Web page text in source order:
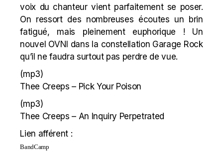
voix du chanteur vient parfaitement se poser.
On ressort des nombreuses écoutes un brin
fatigué, mais pleinement euphorique ! Un
nouvel OVNI dans la constellation Garage Rock
qu’il ne faudra surtout pas perdre de vue.
(mp3)
Thee Creeps – Pick Your Poison
(mp3)
Thee Creeps – An Inquiry Perpetrated
Lien afférent :
BandCamp